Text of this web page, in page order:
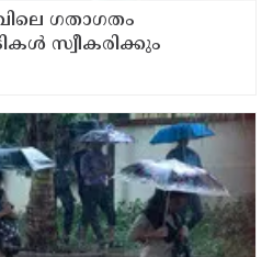
ഗതാഗതം
സ്വീകരിക്കും